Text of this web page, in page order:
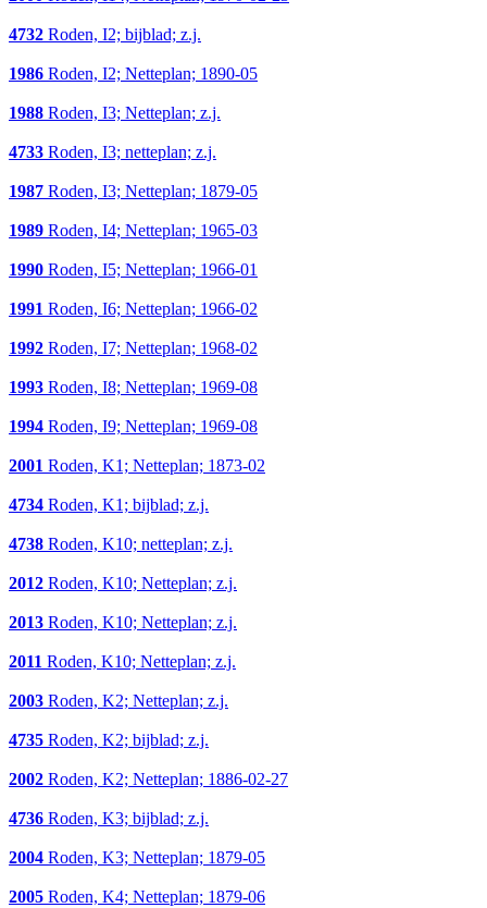
4732 Roden, I2; bijblad; z.j.
1986 Roden, I2; Netteplan; 1890-05
1988 Roden, I3; Netteplan; z.j.
4733 Roden, I3; netteplan; z.j.
1987 Roden, I3; Netteplan; 1879-05
1989 Roden, I4; Netteplan; 1965-03
1990 Roden, I5; Netteplan; 1966-01
1991 Roden, I6; Netteplan; 1966-02
1992 Roden, I7; Netteplan; 1968-02
1993 Roden, I8; Netteplan; 1969-08
1994 Roden, I9; Netteplan; 1969-08
2001 Roden, K1; Netteplan; 1873-02
4734 Roden, K1; bijblad; z.j.
4738 Roden, K10; netteplan; z.j.
2012 Roden, K10; Netteplan; z.j.
2013 Roden, K10; Netteplan; z.j.
2011 Roden, K10; Netteplan; z.j.
2003 Roden, K2; Netteplan; z.j.
4735 Roden, K2; bijblad; z.j.
2002 Roden, K2; Netteplan; 1886-02-27
4736 Roden, K3; bijblad; z.j.
2004 Roden, K3; Netteplan; 1879-05
2005 Roden, K4; Netteplan; 1879-06